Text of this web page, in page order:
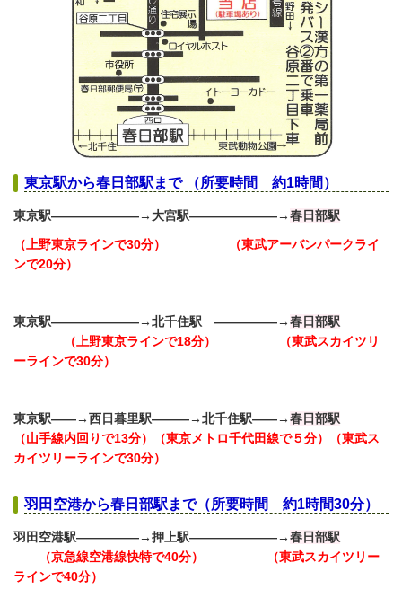
東京駅から春日部駅まで （所要時間 約1時間）
東京駅―――――――→大宮駅―――――――→春日部駅
（上野東京ラインで30分）
（東武アーバンパークライ
ンで20分）
東京駅―――――――→北千住駅 ―――――→春日部駅
（上野東京ラインで18分） （東武スカイツリ
ーラインで30分）
東京駅――→西日暮里駅―――→北千住駅――→春日部駅
（山手線内回りで13分）
（東京メトロ千代田線で５分）（東武ス
カイツリーラインで30分）
羽田空港から春日部駅まで（所要時間 約1時間30分）
羽田空港駅―――――→押上駅―――――――→春日部駅
（京急線空港線快特で40分） （東武スカイツリー
ラインで40分）